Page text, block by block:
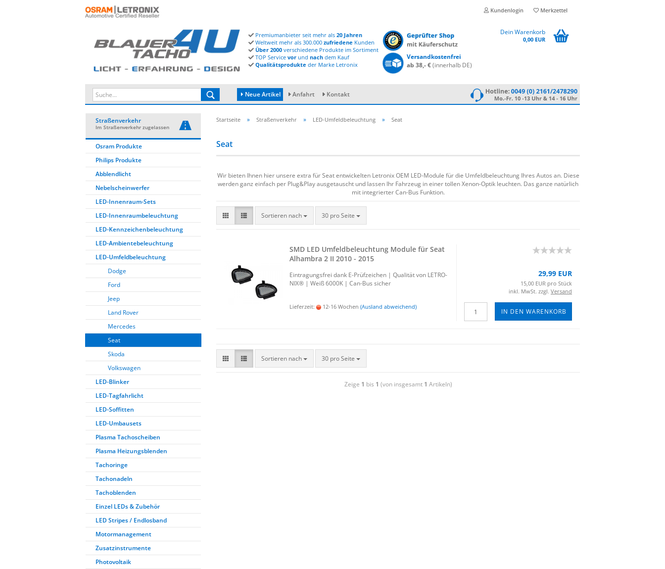
Kundenlogin Merkzettel
Premiumanbieter seit mehr als 20 Jahren
Weltweit mehr als 300.000 zufriedene Kunden
Über 2000 verschiedene Produkte im Sortiment
TOP Service vor und nach dem Kauf
Qualitätsprodukte der Marke Letronix
Versandkostenfrei
ab 38,- €(innerhalb DE)
Dein Warenkorb
0,00 EUR
Neue Artikel Anfahrt Kontakt
Startseite » Straßenverkehr » LED-Umfeldbeleuchtung » Seat
Seat
Wir bieten Ihnen hier unsere extra für Seat entwickelten Letronix OEM LED-Module für die Umfeldbeleuchtung Ihres Autos an. Diese
werden ganz einfach per Plug&Play ausgetauscht und lassen Ihr Fahrzeug in einer tollen Xenon-Optik leuchten. Das ganze natürlich
mit integrierter Can-Bus Funktion.
Sortieren nach 30 pro Seite
SMD LED Um­feld­be­leuch­tung Mo­du­le für Seat
Al­ham­bra 2 II 2010 - 2015
Ein­tra­gungs­frei dank E-​Prüfzeichen | Qua­li­tät von LE­TRO­
NIX® | Weiß 6000K | Can-​Bus si­cher
Lieferzeit: 12-16 Wochen (Ausland abweichend)
29,99 EUR
15,00 EUR pro Stück
inkl. MwSt. zzgl. Versand
IN DEN WARENKORB
Sortieren nach 30 pro Seite
Zeige 1 bis 1 (von insgesamt 1 Artikeln)
Straßenverkehr
Im Straßenverkehr zugelassen
Osram Produkte
Philips Produkte
Abblendlicht
Nebelscheinwerfer
LED-Innenraum-Sets
LED-Innenraumbeleuchtung
LED-Kennzeichenbeleuchtung
LED-Ambientebeleuchtung
LED-Umfeldbeleuchtung
Dodge
Ford
Jeep
Land Rover
Mercedes
Seat
Skoda
Volkswagen
LED-Blinker
LED-Tagfahrlicht
LED-Soffitten
LED-Umbausets
Plasma Tachoscheiben
Plasma Heizungsblenden
Tachoringe
Tachonadeln
Tachoblenden
Einzel LEDs & Zubehör
LED Stripes / Endlosband
Motormanagement
Zusatzinstrumente
Photovoltaik